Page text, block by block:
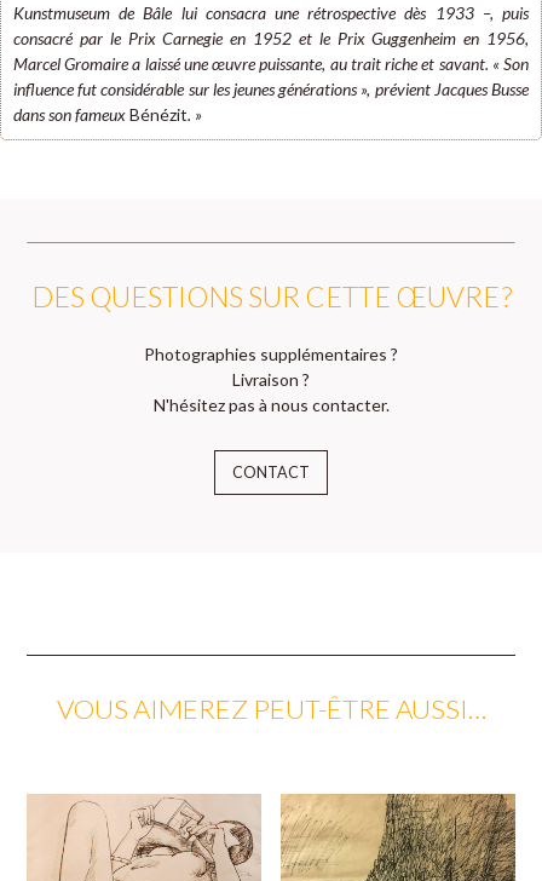
Kunstmuseum de Bâle lui consacra une rétrospective dès 1933 –, puis
consacré par le Prix Carnegie en 1952 et le Prix Guggenheim en 1956,
Marcel Gromaire a laissé une œuvre puissante, au trait riche et savant. « Son
influence fut considérable sur les jeunes générations », prévient Jacques Busse
dans son fameuxBénézit. »
DES QUESTIONS SUR CETTE ŒUVRE ?
Photographies supplémentaires ?
Livraison ?
N'hésitez pas à nous contacter.
CONTACT
VOUS AIMEREZ PEUT-ÊTRE AUSSI…